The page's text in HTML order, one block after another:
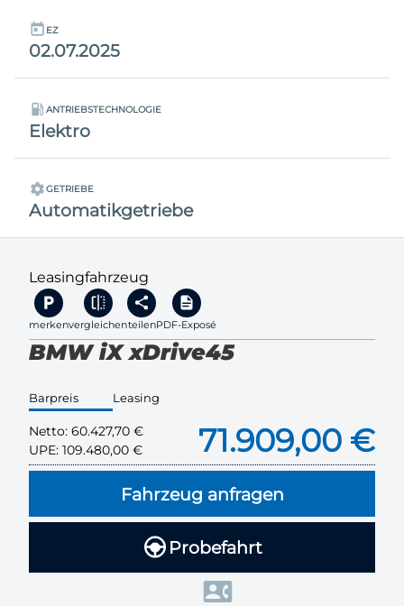
EZ
02.07.2025
ANTRIEBSTECHNOLOGIE
Elektro
GETRIEBE
Automatikgetriebe
Leasingfahrzeug
merkenvergleichenteilenPDF-Exposé
BMW iX xDrive45
Barpreis Leasing
Netto: 60.427,70 €
UPE: 109.480,00 € 71.909,00 €
Fahrzeug anfragen
Probefahrt